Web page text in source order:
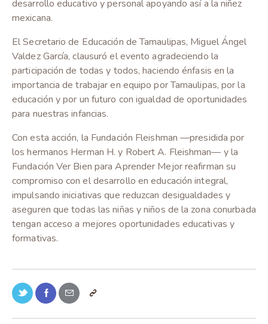
desarrollo educativo y personal apoyando así a la niñez
mexicana.
El Secretario de Educación de Tamaulipas, Miguel Ángel
Valdez García, clausuró el evento agradeciendo la
participación de todas y todos, haciendo énfasis en la
importancia de trabajar en equipo por Tamaulipas, por la
educación y por un futuro con igualdad de oportunidades
para nuestras infancias.
Con esta acción, la Fundación Fleishman —presidida por
los hermanos Herman H. y Robert A. Fleishman— y la
Fundación Ver Bien para Aprender Mejor reafirman su
compromiso con el desarrollo en educación integral,
impulsando iniciativas que reduzcan desigualdades y
aseguren que todas las niñas y niños de la zona conurbada
tengan acceso a mejores oportunidades educativas y
formativas.